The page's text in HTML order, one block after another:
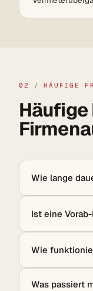
02 / HÄUFIGE
Häufige
Wie lange
Ist eine
Wie
Was passiert